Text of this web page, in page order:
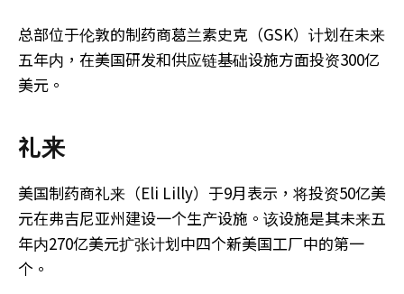
总部位于伦敦的制药商葛兰素史克（GSK）计划在未来
五年内，在美国研发和供应链基础设施方面投资300亿
美元。
礼来
美国制药商礼来（Eli Lilly）于9月表示，将投资50亿美
元在弗吉尼亚州建设一个生产设施。该设施是其未来五
年内270亿美元扩张计划中四个新美国工厂中的第一
个。